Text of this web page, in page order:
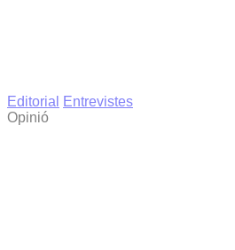
Editorial
Entrevistes
Opinió